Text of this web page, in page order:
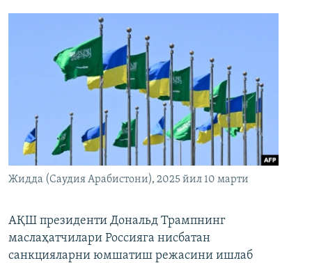
Жидда (Саудия Арабистони), 2025 йил 10 марти
АҚШ президенти Дональд Трампнинг
маслаҳатчилари Россияга нисбатан
санкцияларни юмшатиш режасини ишлаб